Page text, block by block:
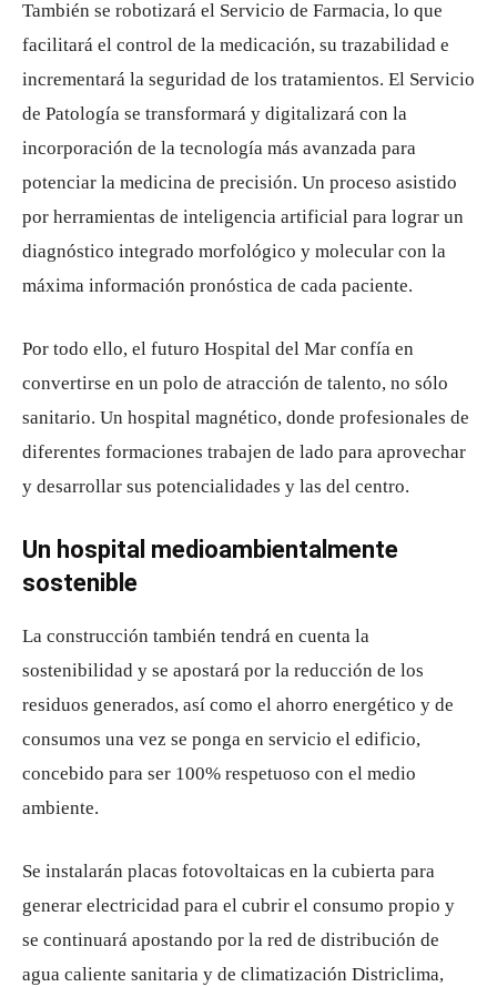
También se robotizará el Servicio de Farmacia, lo que
facilitará el control de la medicación, su trazabilidad e
incrementará la seguridad de los tratamientos. El Servicio
de Patología se transformará y digitalizará con la
incorporación de la tecnología más avanzada para
potenciar la medicina de precisión. Un proceso asistido
por herramientas de inteligencia artificial para lograr un
diagnóstico integrado morfológico y molecular con la
máxima información pronóstica de cada paciente.
Por todo ello, el futuro Hospital del Mar confía en
convertirse en un polo de atracción de talento, no sólo
sanitario. Un hospital magnético, donde profesionales de
diferentes formaciones trabajen de lado para aprovechar
y desarrollar sus potencialidades y las del centro.
Un hospital medioambientalmente
sostenible
La construcción también tendrá en cuenta la
sostenibilidad y se apostará por la reducción de los
residuos generados, así como el ahorro energético y de
consumos una vez se ponga en servicio el edificio,
concebido para ser 100% respetuoso con el medio
ambiente.
Se instalarán placas fotovoltaicas en la cubierta para
generar electricidad para el cubrir el consumo propio y
se continuará apostando por la red de distribución de
agua caliente sanitaria y de climatización Districlima,